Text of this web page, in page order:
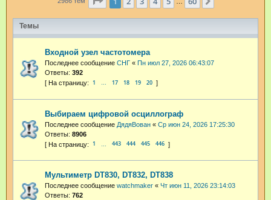
Темы
Входной узел частотомера
Последнее сообщение СНГ « Пн июл 27, 2026 06:43:07
Ответы: 392
1 … 17 18 19 20
Выбираем цифровой осциллограф
Последнее сообщение ДядяВован « Ср июн 24, 2026 17:25:30
Ответы: 8906
1 443 444 445 446
Мультиметр DT830, DT832, DT838
Последнее сообщение watchmaker « Чт июн 11, 2026 23:14:03
Ответы: 762